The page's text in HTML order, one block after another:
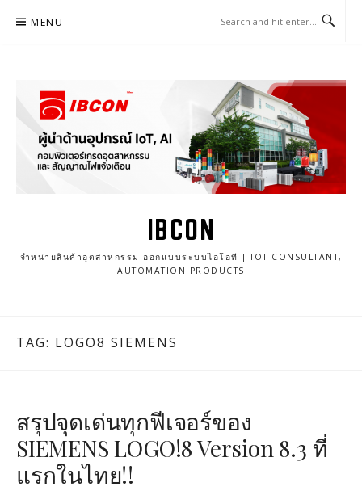
MENU
IBCON
จำหน่ายสินค้าอุตสาหกรรม ออกแบบระบบไอโอที | IOT CONSULTANT,
AUTOMATION PRODUCTS
TAG: LOGO8 SIEMENS
สรุปจุดเด่นทุกฟีเจอร์ของ
SIEMENS LOGO!8 Version 8.3 ที่
แรกในไทย!!